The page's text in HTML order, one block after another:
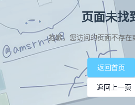
页面未找
抱歉，您访问的页面不存在
返回首页
返回上一页